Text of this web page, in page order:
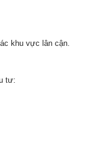
khu vực lân cận.
tư: